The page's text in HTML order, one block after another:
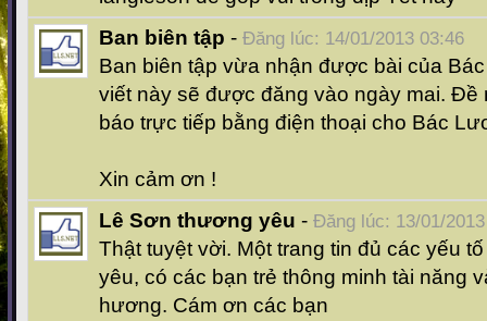
Ban biên tập - Đăng lúc: 14/01/2013 03:46
Ban biên tập vừa nhận được bài của
viết này sẽ được đăng vào ngày mai. Đề
báo trực tiếp bằng điện thoại cho Bác
Xin cảm ơn !
Lê Sơn thương yêu - Đăng lúc: 13/01/
Thật tuyệt vời. Một trang tin đủ các yếu
yêu, có các bạn trẻ thông minh tài năng
hương. Cám ơn các bạn